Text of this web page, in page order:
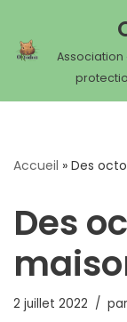
Aller
Accueil » Des
Des
2 juillet 2022 par